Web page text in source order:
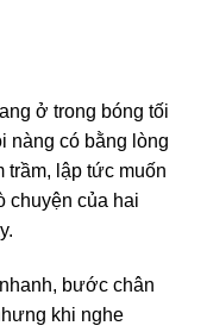
ở trong bóng tối
nàng có bằng lòng
trầm, lập tức muốn
chuyện của hai
bước chân
khi nghe